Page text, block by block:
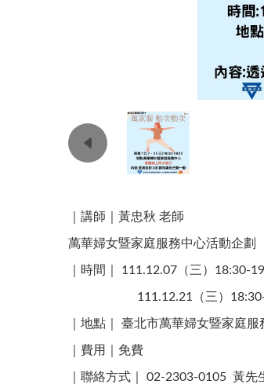
｜講師｜黃忠秋 老師
萬華婦女暨家庭服務中心活動企劃
｜時間｜ 111.12.07（三）18:30-
111.12.21（三）​
｜地點｜ 臺北市萬華婦女暨家庭
｜費用｜免費
｜聯絡方式｜​ 02-2303-0105 ​ 黃先